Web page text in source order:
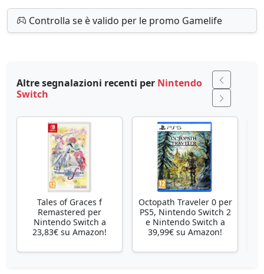
Controlla se è valido per le promo Gamelife
Altre segnalazioni recenti per Nintendo
Switch
Tales of Graces f
Remastered per
Nintendo Switch a
23,83€ su Amazon!
Octopath Traveler 0 per
PS5, Nintendo Switch 2
e Nintendo Switch a
39,99€ su Amazon!